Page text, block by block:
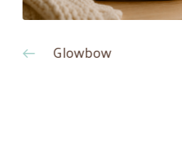
Glowbow